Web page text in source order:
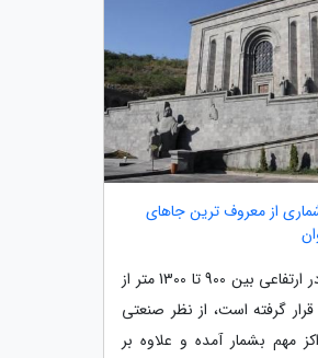
از معروف ترین جاهای
ایروان که در ارتفاعی بین 900 تا 1300 متر از
گرفته است، از نظر صنعتی
مهم بشمار آمده و علاوه بر